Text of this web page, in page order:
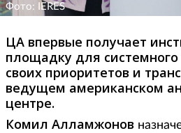
Фото: IERES
ЦА впервые получает
площадку для
своих приоритетов и
ведущем американском
центре.
Комил Алламжонов